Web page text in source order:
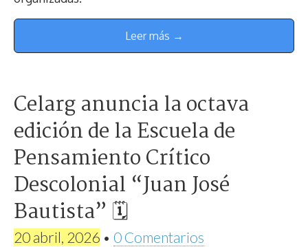
Leer más →
Celarg anuncia la octava
edición de la Escuela de
Pensamiento Crítico
Descolonial “Juan José
Bautista” 🗓
20 abril, 2026 • 0 Comentarios